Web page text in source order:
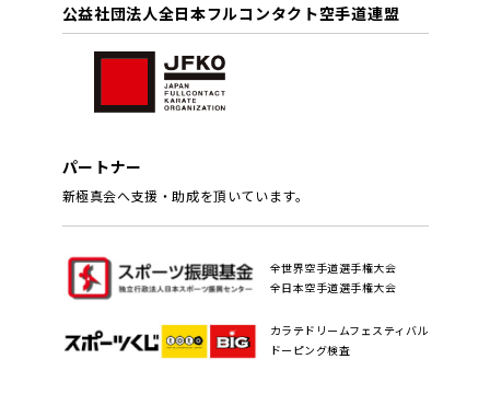
公益社団法人全日本フルコンタクト空手道連盟
パートナー
新極真会へ支援・助成を頂いています。
全世界空手道選手権大会
全日本空手道選手権大会
カラテドリームフェスティバル
ドーピング検査